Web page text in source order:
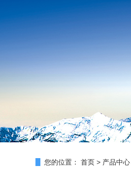
您的位置： 首页 > 产品中心